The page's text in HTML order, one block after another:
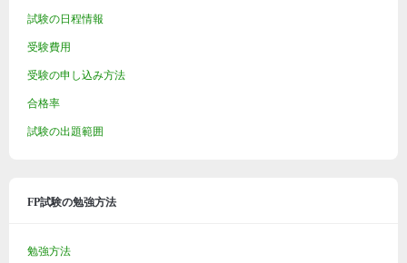
試験の日程情報
受験費用
受験の申し込み方法
合格率
試験の出題範囲
FP試験の勉強方法
勉強方法